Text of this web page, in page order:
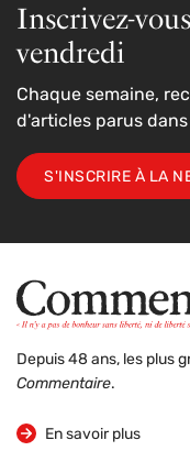
Inscrivez-
vendredi
Chaque semaine,
d'articles parus
S'INSCRIRE À LA
Depuis 48 ans, les plus
Commentaire.
En savoir plus
sur la revue